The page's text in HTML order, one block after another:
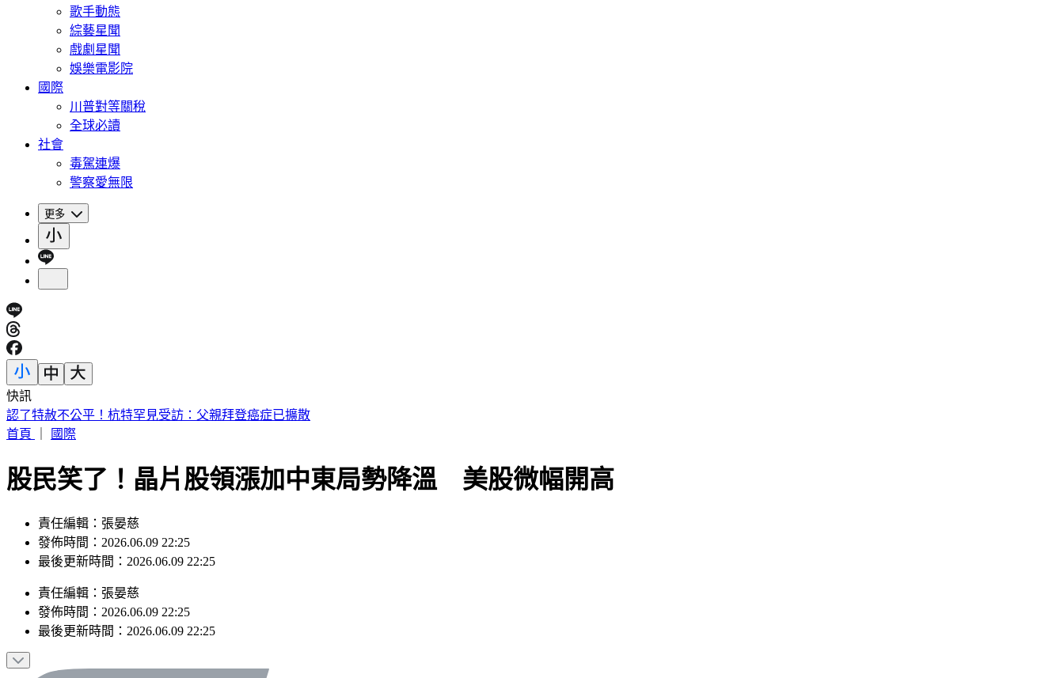
歌手動態
綜藝星聞
戲劇星聞
娛樂電影院
國際
川普對等關稅
全球必讀
社會
毒駕連爆
警察愛無限
更多
快訊
快訊／宜蘭2層樓民宅起火「全面燃燒」 2童急逃
首頁
國際
股民笑了！晶片股領漲加中東局勢降溫 美股微幅開高
責任編輯：張晏慈
發佈時間：2026.06.09 22:25
最後更新時間：2026.06.09 22:25
責任編輯 ： 張晏慈
發佈時間： 2026.06.09 22:25
最後更新時間： 2026.06.09 22:25